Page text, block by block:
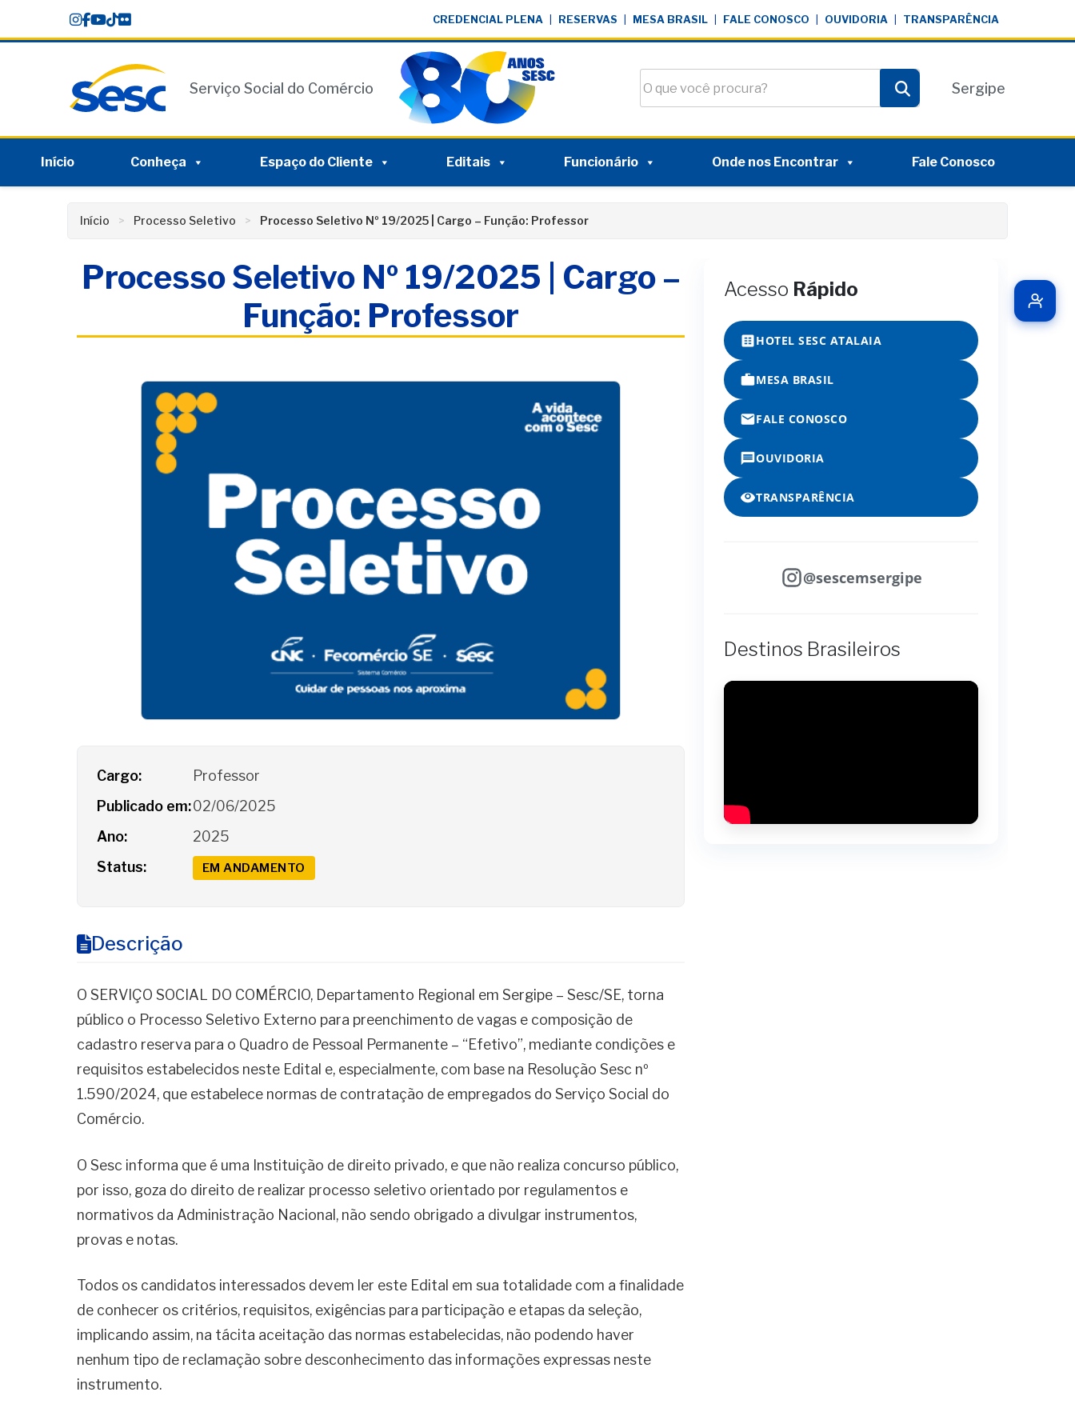
content
CREDENCIAL PLENA RESERVAS MESA BRASIL FALE CONOSCO OUVIDORIA TRANSPARÊNCIA
Serviço Social do Comércio
Pesquisar
Sergipe
Início Conheça Espaço do Cliente Editais Funcionário Onde nos Encontrar Fale Conosco
Início Processo Seletivo Processo Seletivo Nº 19/2025 | Cargo – Função: Professor
Processo Seletivo Nº 19/2025 | Cargo –
Função: Professor
Detalhes do Processo Seletivo
Cargo:
Professor
Publicado em:02/06/2025
Ano:
2025
Status:
EM ANDAMENTO
Descrição
O SERVIÇO SOCIAL DO COMÉRCIO, Departamento Regional em Sergipe – Sesc/SE, torna
público o Processo Seletivo Externo para preenchimento de vagas e composição de
cadastro reserva para o Quadro de Pessoal Permanente – “Efetivo”, mediante condições e
requisitos estabelecidos neste Edital e, especialmente, com base na Resolução Sesc nº
1.590/2024, que estabelece normas de contratação de empregados do Serviço Social do
Comércio.
O Sesc informa que é uma Instituição de direito privado, e que não realiza concurso público,
por isso, goza do direito de realizar processo seletivo orientado por regulamentos e
normativos da Administração Nacional, não sendo obrigado a divulgar instrumentos,
provas e notas.
Todos os candidatos interessados devem ler este Edital em sua totalidade com a finalidade
de conhecer os critérios, requisitos, exigências para participação e etapas da seleção,
implicando assim, na tácita aceitação das normas estabelecidas, não podendo haver
nenhum tipo de reclamação sobre desconhecimento das informações expressas neste
instrumento.
Acesso Rápido
HOTEL SESC ATALAIA
MESA BRASIL
FALE CONOSCO
OUVIDORIA
TRANSPARÊNCIA
@sescemsergipe
Destinos Brasileiros